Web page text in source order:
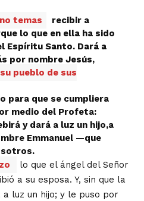
no temas
recibir a
lo que en ella ha sido
Espíritu Santo. Dará a
por nombre Jesús,
pueblo de sus
para que se cumpliera
medio del Profeta:
y dará a luz un hijo,a
Emmanuel —que
lo que el ángel del Señor
a su esposa. Y, sin que la
a luz un hijo; y le puso por